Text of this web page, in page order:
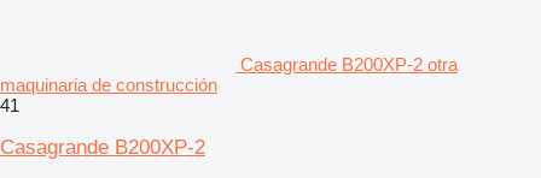
Casagrande B200XP-2 otra
maquinaria de construcción
41
Casagrande B200XP-2